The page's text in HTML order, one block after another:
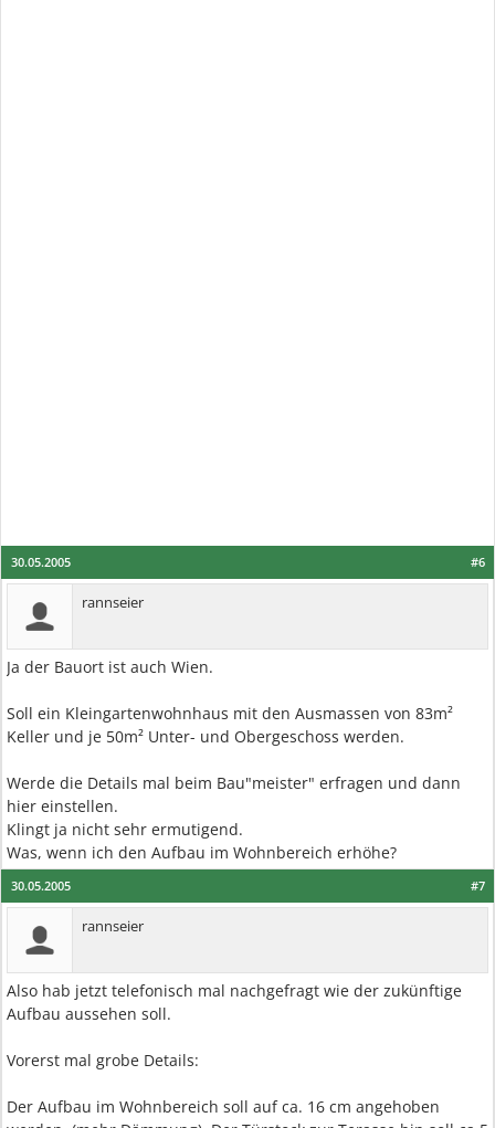
#6
30.05.2005
rannseier
Ja der Bauort ist auch Wien.
Soll ein Kleingartenwohnhaus mit den Ausmassen von 83m²
Keller und je 50m² Unter- und Obergeschoss werden.
Werde die Details mal beim Bau"meister" erfragen und dann
hier einstellen.
Klingt ja nicht sehr ermutigend.
Was, wenn ich den Aufbau im Wohnbereich erhöhe?
#7
30.05.2005
rannseier
Also hab jetzt telefonisch mal nachgefragt wie der zukünftige
Aufbau aussehen soll.
Vorerst mal grobe Details:
Der Aufbau im Wohnbereich soll auf ca. 16 cm angehoben